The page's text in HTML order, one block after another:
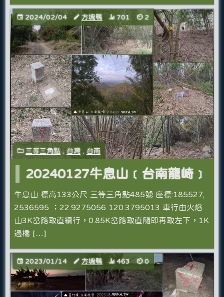
2024/02/04 方塊鴨 701 2
三等三角點,台灣 ,台南
20240127牛息山﹝台南龍崎﹞
牛息山 標高133公尺 三等三角點485號 座標:185527,
2536595 ；22.9275056 120.3795013 車行由火焰
山3K岔路取直續行，0.85K岔路取直隨即再取左下，1K
過橋 […]
2023/01/14 方塊鴨 463 0